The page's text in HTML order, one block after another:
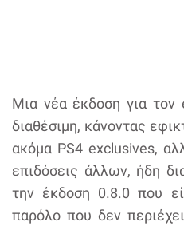
Μια νέα έκδοση για
διαθέσιμη, κάνοντας
ακόμα PS4 exclusives,
επιδόσεις άλλων, ήδη
την έκδοση 0.8.0 που
παρόλο που δεν